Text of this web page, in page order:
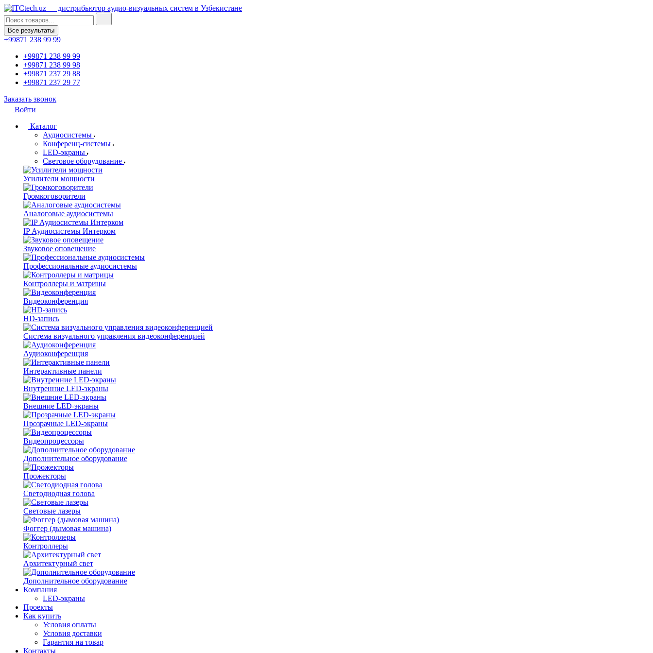
Все результаты
+99871 238 99 99
+99871 238 99 99
+99871 238 99 98
+99871 237 29 88
+99871 237 29 77
Заказать звонок
Войти
Каталог
Аудиосистемы
Конференц-системы
LED-экраны
Световое оборудование
Усилители мощности
Громкоговорители
Аналоговые аудиосистемы
IP Аудиосистемы Интерком
Звуковое оповещение
Профессиональные аудиосистемы
Контроллеры и матрицы
Видеоконференция
HD-запись
Система визуального управления видеоконференцией
Аудиоконференция
Интерактивные панели
Внутренние LED-экраны
Внешние LED-экраны
Прозрачные LED-экраны
Видеопроцессоры
Дополнительное оборудование
Прожекторы
Светодиодная голова
Световые лазеры
Фоггер (дымовая машина)
Контроллеры
Архитектурный свет
Дополнительное оборудование
Компания
LED-экраны
Проекты
Как купить
Условия оплаты
Условия доставки
Гарантия на товар
Контакты